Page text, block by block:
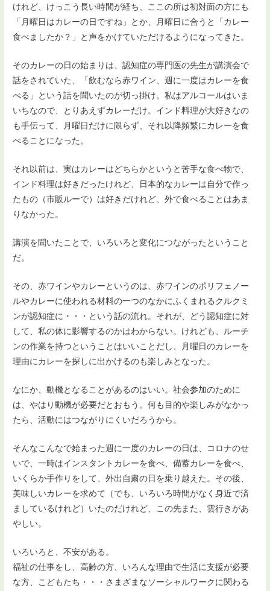
けれど、けっこう長い時間が経ち、ここの所は初対面の方にも
「月曜日はカレーの日ですね」とか、月曜日に合うと「カレー
食べましたか？」と声をかけていただけるようになってきた。
そのカレーの日の始まりは、認知症の専門医の先生が講演会で
話をされていた、「飲むなら赤ワイン、週に一度はカレーを食
べる」という話を聞いたのが切っ掛け。私はアルコールはいま
いちなので、とりあえずカレーだけ。インド料理が大好きなの
も手伝って、月曜日だけに限らず、それ以降頻繁にカレーを食
べることになった。
それ以前は、実はカレーはどちらかというと苦手な食べ物で、
インド料理は好きだったけれど、日本的なカレーは自分で作っ
たもの（市販ルーで）は好きだけれど、外で食べることはあま
りなかった。
講演を聞いたことで、いろいろと変化につながったということ
だ。
その、赤ワインやカレーというのは、赤ワインのポリフェノー
ルやカレーに使われる材料の一つのなかにふくまれるクルクミ
ンが認知症に・・・という話の流れ。それが、どう認知症に対
して、私の体に影響するのかはわからない。けれども、ルーチ
ンの作業を持つということはいいことだし、月曜日のカレーを
理由にカレーを探しに出かけるのも楽しみとなった。
なにか、動機となることがあるのはいい。社会参加のために
は、やはり動機が必要だとおもう。何も目的や楽しみがなかっ
たら、活動にはつながりにくいだろうから。
そんなこんなで始まった週に一度のカレーの日は、コロナのせ
いで、一時はインスタントカレーを食べ、備蓄カレーを食べ、
いくらか手作りをして、外出自粛の日を乗り越えた。その後、
美味しいカレーを求めて（でも、いろいろ時間がなく身近で済
ましているけれど）いたのだけれど、この先また、雲行きがあ
やしい。
いろいろと、不安がある。
福祉の仕事をし、高齢の方、いろんな理由で生活に支援が必要
な方、こどもたち・・・さまざまなソーシャルワークに関わる